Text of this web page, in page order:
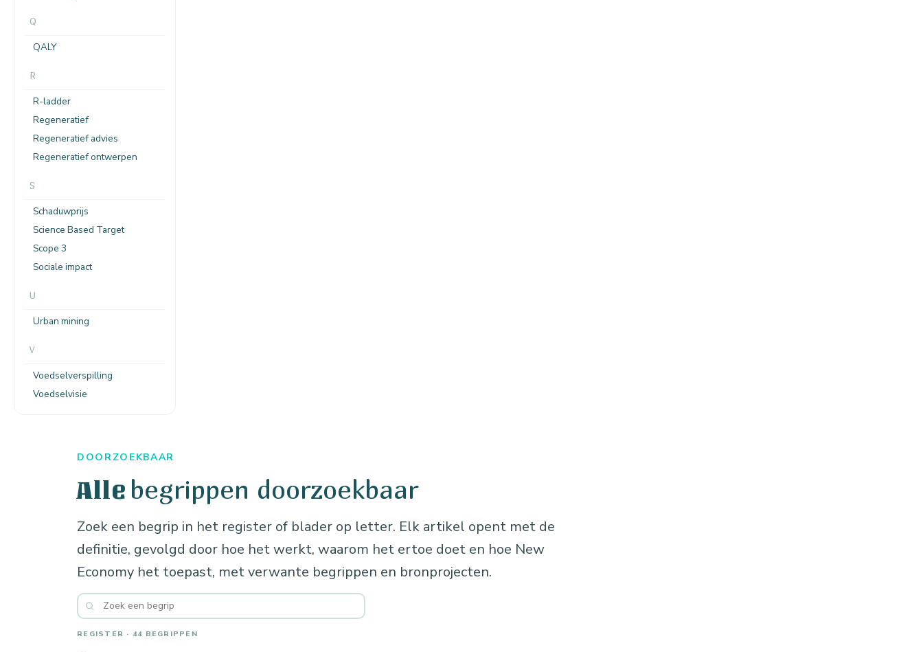
Q
QALY
R
R-ladder
Regeneratief
Regeneratief advies
Regeneratief ontwerpen
S
Schaduwprijs
Science Based Target
Scope 3
Sociale impact
U
Urban mining
V
Voedselverspilling
Voedselvisie
DOORZOEKBAAR
Alle begrippen doorzoekbaar
Zoek een begrip in het register of blader op letter. Elk artikel opent met de
definitie, gevolgd door hoe het werkt, waarom het ertoe doet en hoe New
Economy het toepast, met verwante begrippen en bronprojecten.
REGISTER · 44 BEGRIPPEN